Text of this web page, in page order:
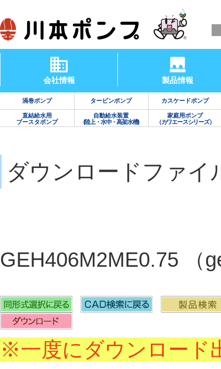
会社情報 製品情報
渦巻ポンプ タービンポンプ カスケードポンプ
直結給水用
ブースタポンプ
自動給水装置
(陸上・水中・高架水槽)
家庭用ポンプ
（カワエースシリーズ）
ダウンロードファイ
GEH406M2ME0.75
※一度にダウンロード